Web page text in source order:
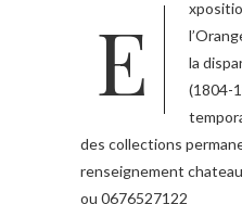
Exposition temporaire dans
la
(1804-
des collections
renseignement
ou 0676527122